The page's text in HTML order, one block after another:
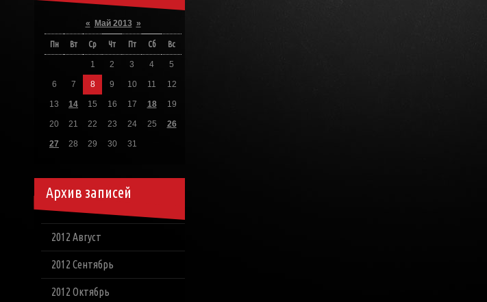
« Май 2013 »
Пн Вт Ср Чт Пт Сб Вс
1 2 3 4 5
6 7 8 9 10 11 12
13 14 15 16 17 18 19
20 21 22 23 24 25 26
27 28 29 30 31
Архив записей
2012 Август
2012 Сентябрь
2012 Октябрь